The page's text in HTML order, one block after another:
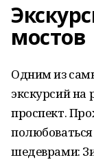
мостов
Одним из
экскурсий на
проспект.
шедеврами: